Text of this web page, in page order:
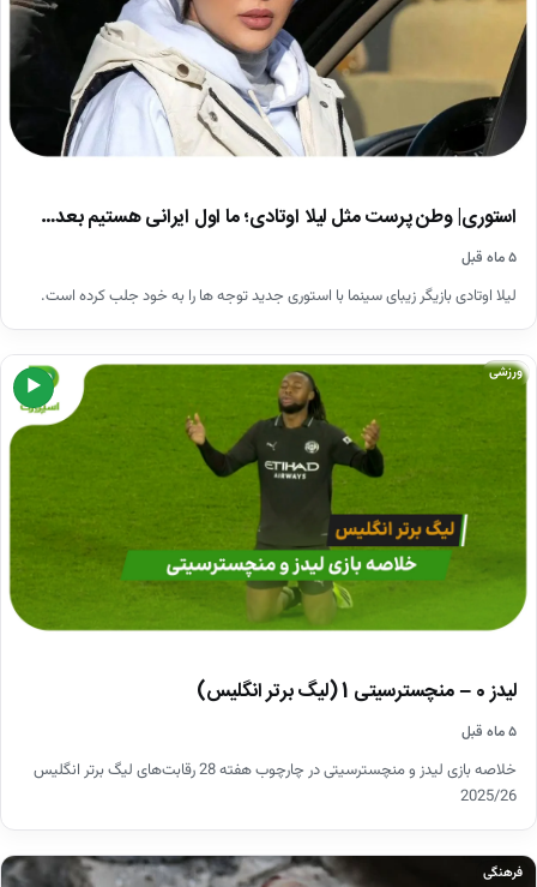
استوری| وطن پرست مثل لیلا اوتادی؛ ما اول ایرانی هستیم بعد…
۵ ماه قبل
لیلا اوتادی بازیگر زیبای سینما با استوری جدید توجه ها را به خود جلب کرده است.
▶
ورزشی
لیدز 0 – منچسترسیتی 1 (لیگ برتر انگلیس)
۵ ماه قبل
خلاصه بازی لیدز و منچسترسیتی در چارچوب هفته 28 رقابت‌های لیگ برتر انگلیس
2025/26
فرهنگی